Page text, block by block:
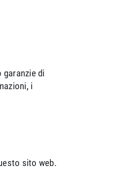
di
i
sito web.